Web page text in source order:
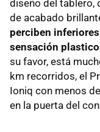
diseño del tablero,
de acabado
perciben
sensación
su favor, está
km recorridos, el
Ioniq con menos
en la puerta del